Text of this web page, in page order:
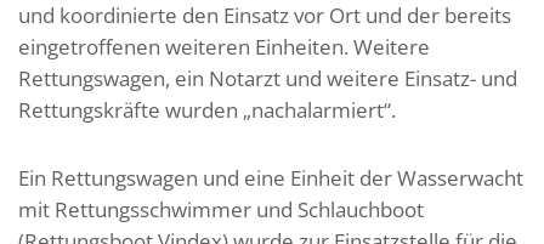
und koordinierte den Einsatz vor Ort und der bereits
eingetroffenen weiteren Einheiten. Weitere
Rettungswagen, ein Notarzt und weitere Einsatz- und
Rettungskräfte wurden „nachalarmiert“.
Ein Rettungswagen und eine Einheit der Wasserwacht
mit Rettungsschwimmer und Schlauchboot